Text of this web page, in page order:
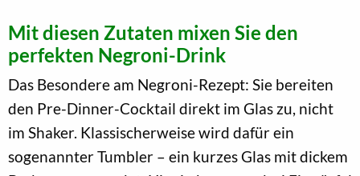
Mit diesen Zutaten mixen Sie den
perfekten Negroni-Drink
Das Besondere am Negroni-Rezept: Sie bereiten
den Pre-Dinner-Cocktail direkt im Glas zu, nicht
im Shaker. Klassischerweise wird dafür ein
sogenannter Tumbler – ein kurzes Glas mit dickem